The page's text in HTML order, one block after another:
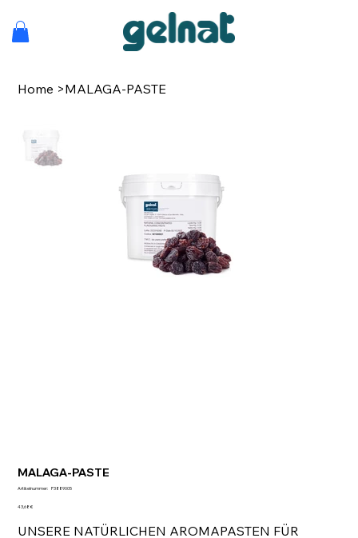
Home >MALAGA-PASTE
MALAGA-PASTE
Artikelnummer:
Artikelnummer:
P3889005
Preis
43,68 €
UNSERE NATÜRLICHEN AROMAPASTEN FÜR